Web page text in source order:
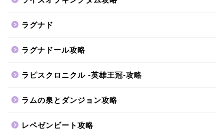
ラグナド
ラグナドール攻略
ラピスクロニクル -英雄王冠-攻略
ラムの泉とダンジョン攻略
レペゼンビート攻略